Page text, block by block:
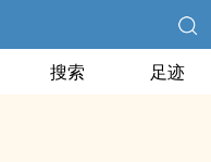
搜索 足迹